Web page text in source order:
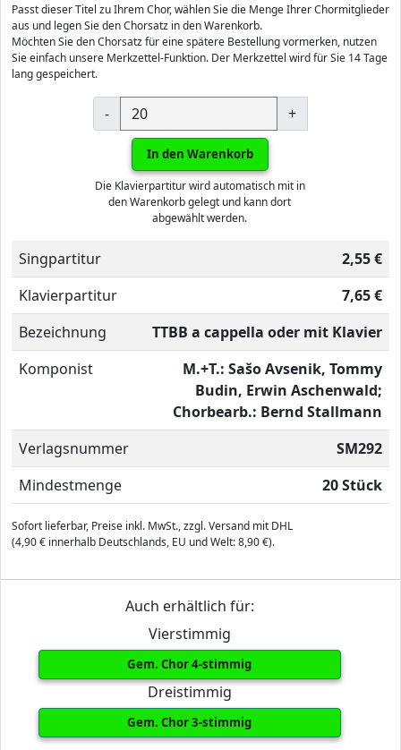
Passt dieser Titel zu Ihrem Chor, wählen Sie die Menge Ihrer Chormitglieder
aus und legen Sie den Chorsatz in den Warenkorb.
Möchten Sie den Chorsatz für eine spätere Bestellung vormerken, nutzen
Sie einfach unsere Merkzettel-Funktion. Der Merkzettel wird für Sie 14 Tage
lang gespeichert.
- +
In den Warenkorb
Die Klavierpartitur wird automatisch mit in
den Warenkorb gelegt und kann dort
abgewählt werden.
Singpartitur
2,55 €
Klavierpartitur
7,65 €
Bezeichnung
TTBB a cappella oder mit Klavier
Komponist
M.+T.: Sašo Avsenik, Tommy
Budin, Erwin Aschenwald;
Chorbearb.: Bernd Stallmann
Verlagsnummer
SM292
Mindestmenge
20 Stück
Sofort lieferbar, Preise inkl. MwSt., zzgl. Versand mit DHL
(4,90 € innerhalb Deutschlands, EU und Welt: 8,90 €).
Auch erhältlich für:
Vierstimmig
Gem. Chor 4-stimmig
Dreistimmig
Gem. Chor 3-stimmig